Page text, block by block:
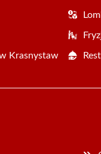
Krasnystaw